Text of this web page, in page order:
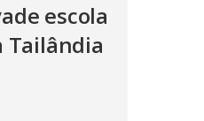
escola
Tailândia